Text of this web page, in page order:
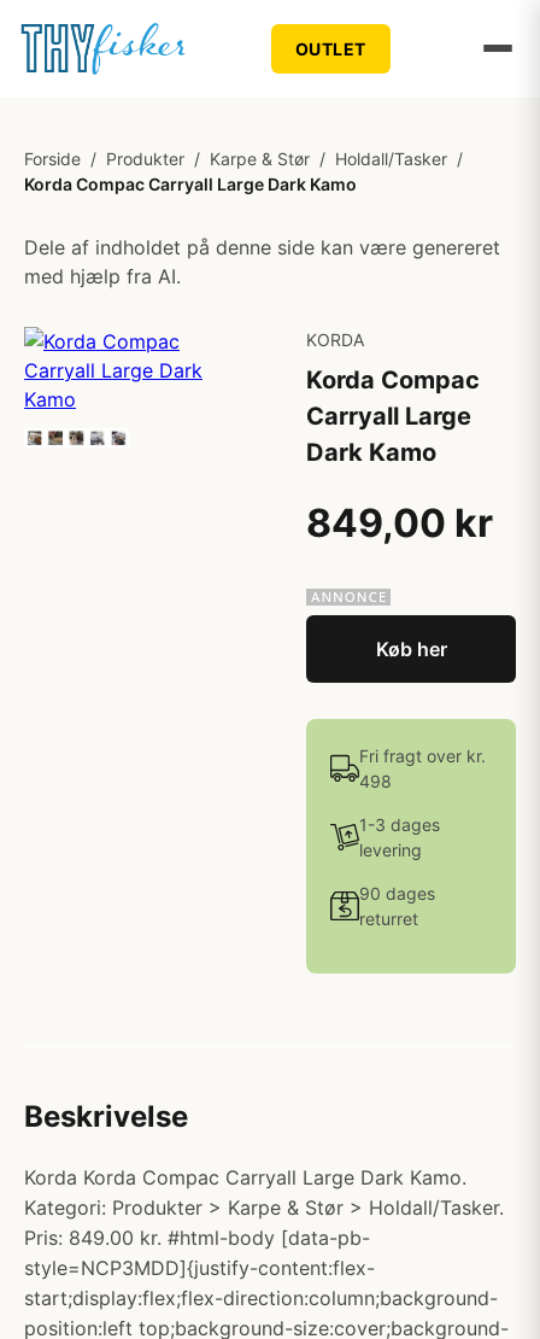
OUTLET
Forside / Produkter / Karpe & Stør / Holdall/Tasker /
Korda Compac Carryall Large Dark Kamo
Dele af indholdet på denne side kan være genereret
med hjælp fra AI.
KORDA
Korda Compac
Carryall Large
Dark Kamo
849,00 kr
Køb her
Fri fragt over kr.
498
1-3 dages
levering
90 dages
returret
Beskrivelse
Korda Korda Compac Carryall Large Dark Kamo.
Kategori: Produkter > Karpe & Stør > Holdall/Tasker.
Pris: 849.00 kr. #html-body [data-pb-
style=NCP3MDD]{justify-content:flex-
start;display:flex;flex-direction:column;background-
position:left top;background-size:cover;background-